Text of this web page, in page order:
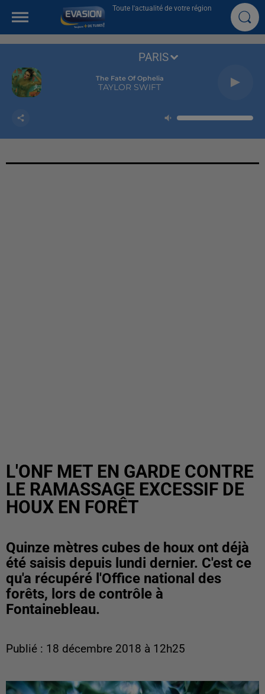
Toute l'actualité de votre région
The Fate Of Ophelia
TAYLOR SWIFT
PARIS
L'ONF MET EN GARDE CONTRE
LE RAMASSAGE EXCESSIF DE
HOUX EN FORÊT
Quinze mètres cubes de houx ont déjà
été saisis depuis lundi dernier. C'est ce
qu'a récupéré l'Office national des
forêts, lors de contrôle à
Fontainebleau.
Publié : 18 décembre 2018 à 12h25